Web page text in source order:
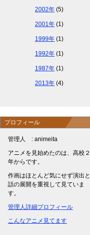
2002年 (5)
2001年 (1)
1999年 (1)
1992年 (1)
1987年 (1)
2013年 (4)
プロフィール
管理人 : animeita
アニメを見始めたのは、高校２
年からです。
作画はほとんど気にせず演出と
話の展開を重視して見ていま
す。
管理人詳細プロフィール
こんなアニメ見てます